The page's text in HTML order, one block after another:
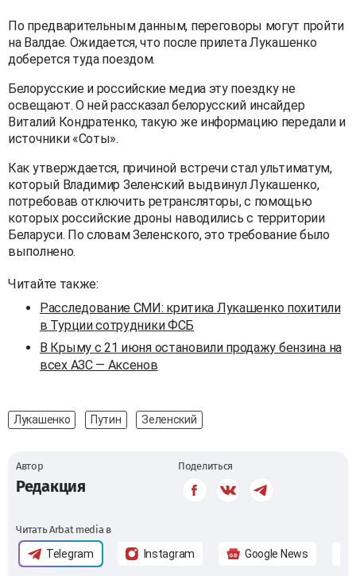
По предварительным данным, переговоры могут пройти
на Валдае. Ожидается, что после прилета Лукашенко
доберется туда поездом.
Белорусские и российские медиа эту поездку не
освещают. О ней рассказал белорусский инсайдер
Виталий Кондратенко, такую же информацию передали и
источники «Соты».
Как утверждается, причиной встречи стал ультиматум,
который Владимир Зеленский выдвинул Лукашенко,
потребовав отключить ретрансляторы, с помощью
которых российские дроны наводились с территории
Беларуси. По словам Зеленского, это требование было
выполнено.
Читайте также:
Расследование СМИ: критика Лукашенко похитили
в Турции сотрудники ФСБ
В Крыму с 21 июня остановили продажу бензина на
всех АЗС — Аксенов
Лукашенко Путин Зеленский
Автор
Редакция
Поделиться
Читать Arbat media в
Telegram Instagram Google News